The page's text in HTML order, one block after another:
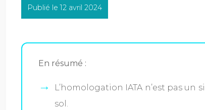
Publié le 12 avril 2024
En résumé :
L’homologation IATA n’est pas
sol.